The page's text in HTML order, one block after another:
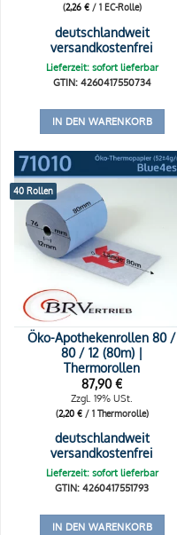
(2,26 €/ 1 EC-Rolle)
deutschlandweit
versandkostenfrei
Lieferzeit: sofort lieferbar
GTIN: 4260417550734
IN DEN WARENKORB
40 Rollen
Öko-Apothekenrollen 80 /
80 / 12 (80m) |
Thermorollen
87,90€
Zzgl. 19% USt.
(2,20 €/ 1 Thermorolle)
deutschlandweit
versandkostenfrei
Lieferzeit: sofort lieferbar
GTIN: 4260417551793
IN DEN WARENKORB